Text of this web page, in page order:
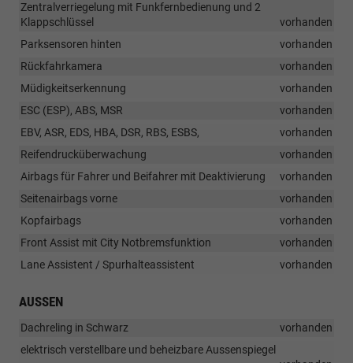
Zentralverriegelung mit Funkfernbedienung und 2
Klappschlüssel
vorhanden
Parksensoren hinten
vorhanden
Rückfahrkamera
vorhanden
Müdigkeitserkennung
vorhanden
ESC (ESP), ABS, MSR
vorhanden
EBV, ASR, EDS, HBA, DSR, RBS, ESBS,
vorhanden
Reifendrucküberwachung
vorhanden
Airbags für Fahrer und Beifahrer mit Deaktivierung
vorhanden
Seitenairbags vorne
vorhanden
Kopfairbags
vorhanden
Front Assist mit City Notbremsfunktion
vorhanden
Lane Assistent / Spurhalteassistent
vorhanden
AUSSEN
Dachreling in Schwarz
vorhanden
elektrisch verstellbare und beheizbare Aussenspiegel